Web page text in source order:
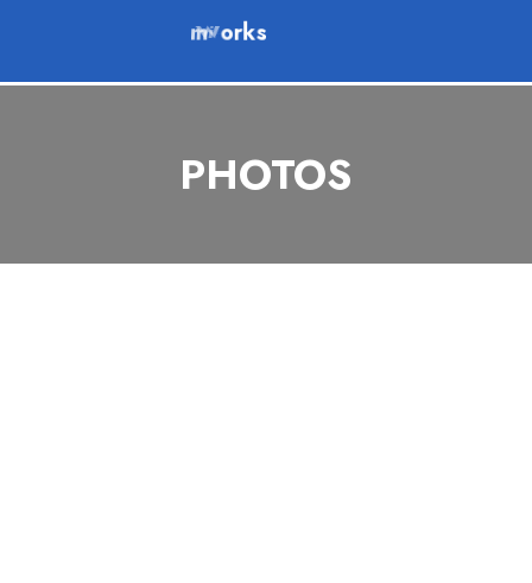
micgra
o ks
PHOTOS